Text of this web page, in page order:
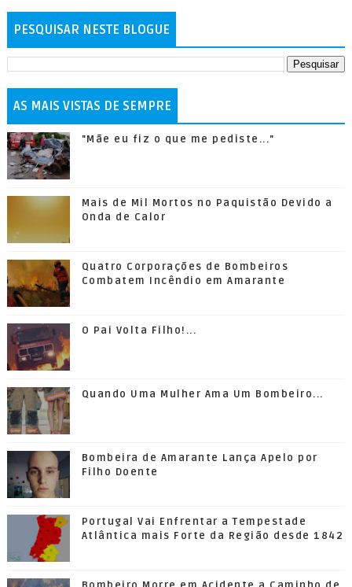
PESQUISAR NESTE BLOGUE
AS MAIS VISTAS DE SEMPRE
"Mãe eu fiz o que me pediste..."
Mais de Mil Mortos no Paquistão Devido a
Onda de Calor
Quatro Corporações de Bombeiros
Combatem Incêndio em Amarante
O Pai Volta Filho!...
Quando Uma Mulher Ama Um Bombeiro...
Bombeira de Amarante Lança Apelo por
Filho Doente
Portugal Vai Enfrentar a Tempestade
Atlântica mais Forte da Região desde 1842